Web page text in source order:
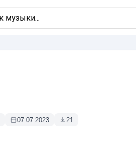
07.07.2023 21